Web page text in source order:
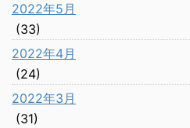
2022年5月
(33)
2022年4月
(24)
2022年3月
(31)